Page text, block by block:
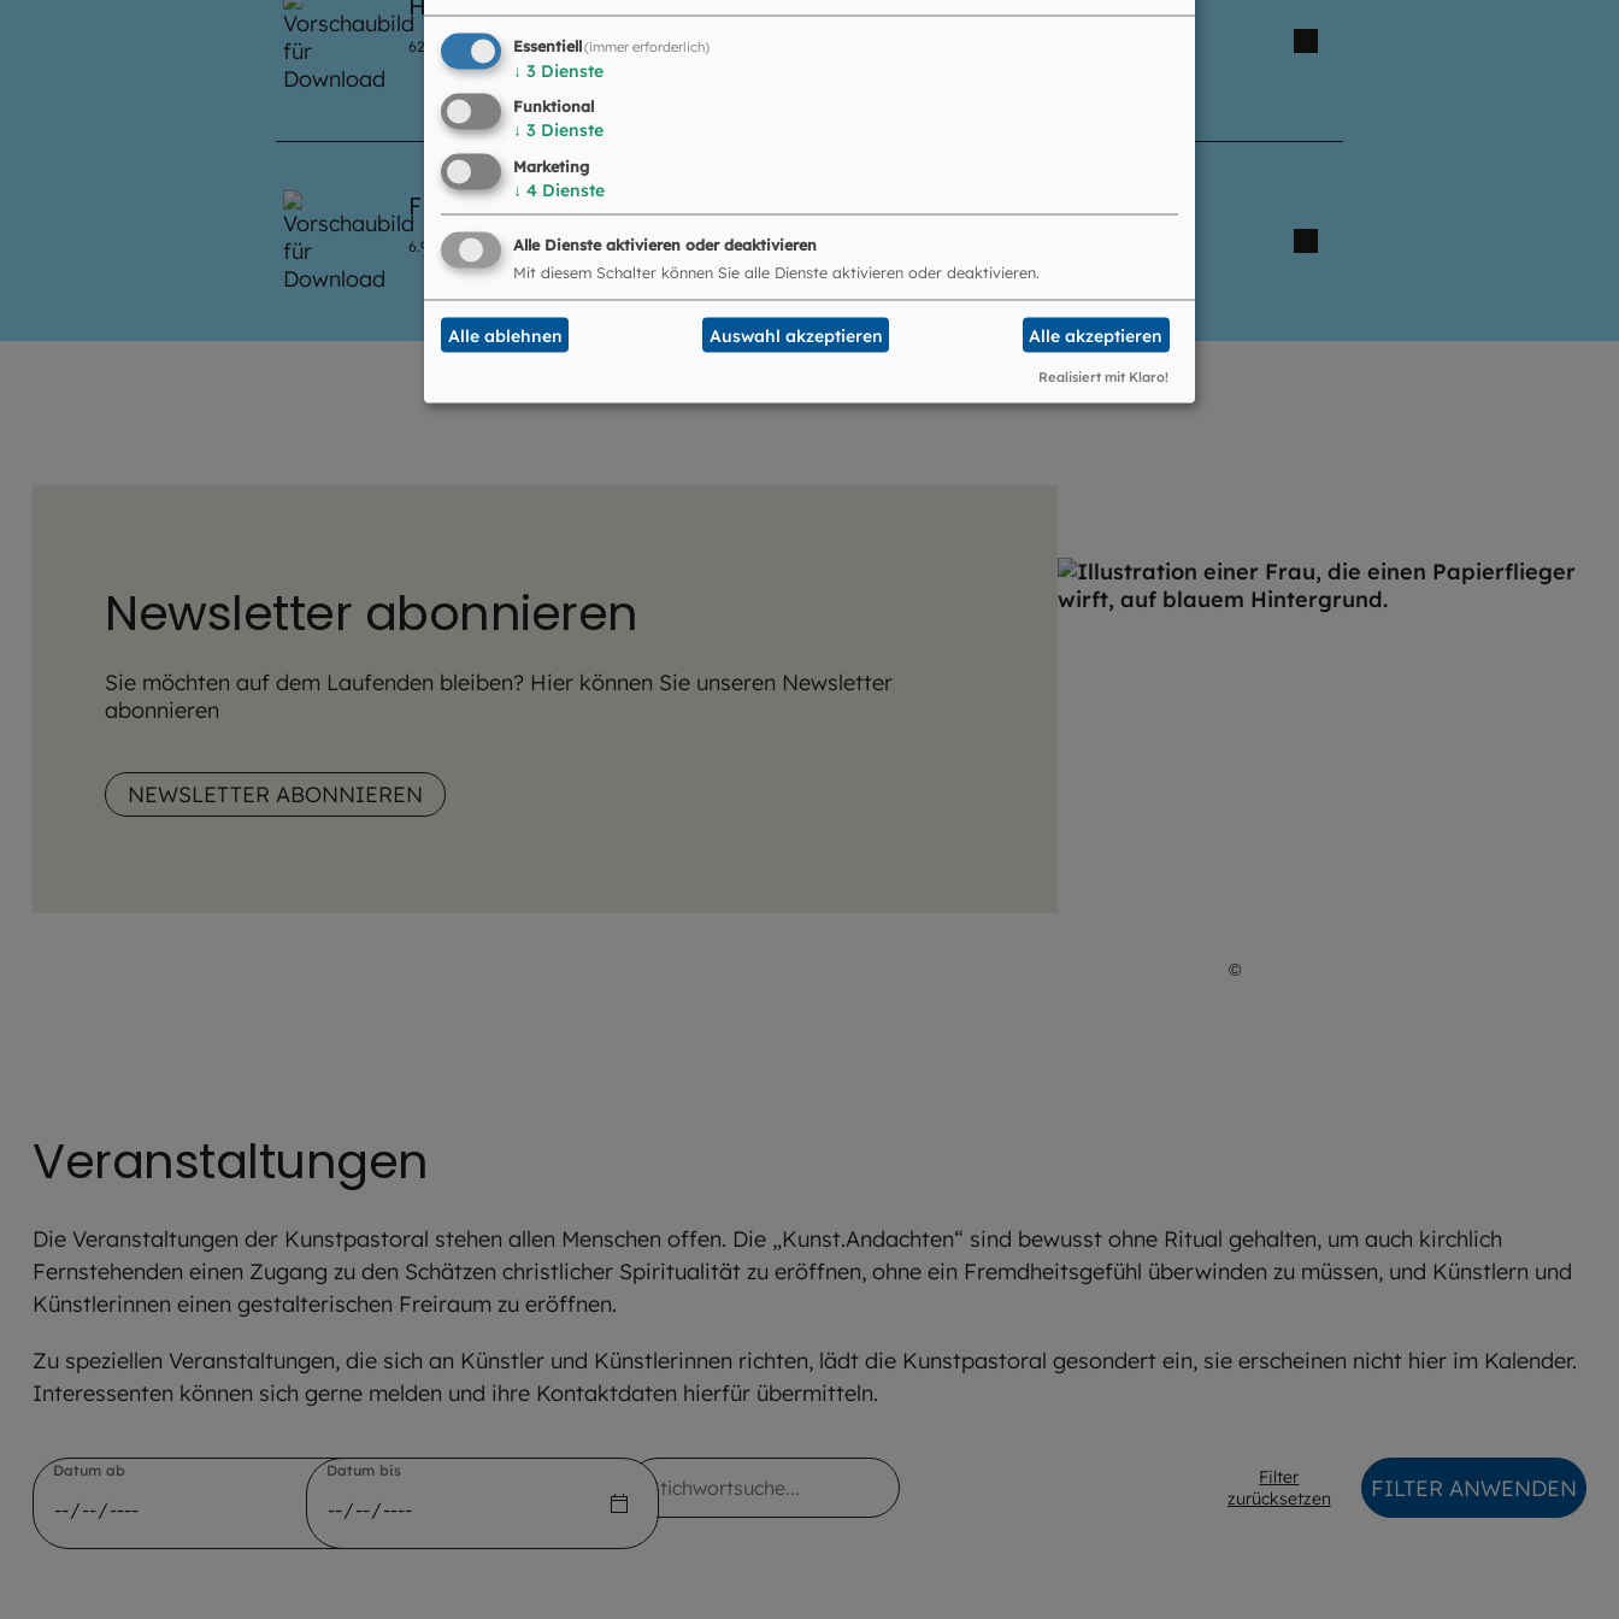
620 KB PDF
Flyer Kunstpastoral
6.9 MB PDF
©
Newsletter abonnieren
Sie möchten auf dem Laufenden bleiben? Hier können Sie unseren Newsletter
abonnieren
NEWSLETTER ABONNIEREN
Veranstaltungen
Die Veranstaltungen der Kunstpastoral stehen allen Menschen offen. Die „Kunst.Andachten“ sind bewusst ohne Ritual gehalten, um auch kirchlich
Fernstehenden einen Zugang zu den Schätzen christlicher Spiritualität zu eröffnen, ohne ein Fremdheitsgefühl überwinden zu müssen, und Künstlern und
Künstlerinnen einen gestalterischen Freiraum zu eröffnen.
Zu speziellen Veranstaltungen, die sich an Künstler und Künstlerinnen richten, lädt die Kunstpastoral gesondert ein, sie erscheinen nicht hier im Kalender.
Interessenten können sich gerne melden und ihre Kontaktdaten hierfür übermitteln.
Datum ab Datum bis Stichwortsuche
Filter
zurücksetzen
FILTER ANWENDEN
Essentiell(immer erforderlich)
↓ 3 Dienste
Funktional
↓ 3 Dienste
Marketing
↓ 4 Dienste
Alle Dienste aktivieren oder deaktivieren
Mit diesem Schalter können Sie alle Dienste aktivieren oder deaktivieren.
Alle ablehnen Auswahl akzeptieren Alle akzeptieren
Realisiert mit Klaro!